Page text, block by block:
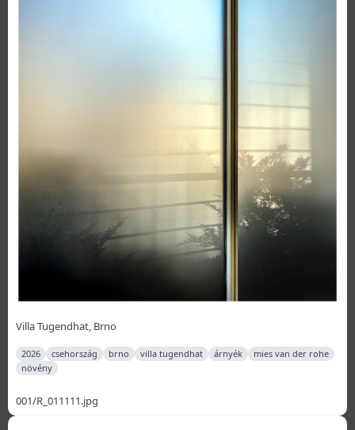
Villa Tugendhat, Brno
2026 csehország brno villa tugendhat árnyék
mies van der rohe
növény
001/R_011111.jpg